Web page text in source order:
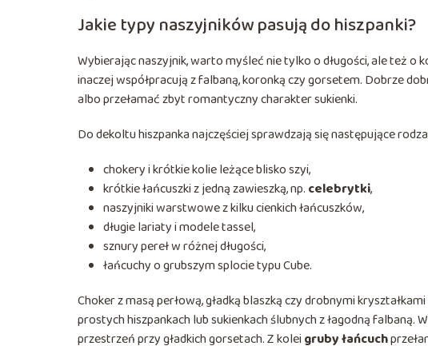
Jakie typy naszyjników pasują do hiszpanki?
Wybierając naszyjnik, warto myśleć nie tylko o długości, ale też o
inaczej współpracują z falbaną, koronką czy gorsetem. Dobrze
albo przełamać zbyt romantyczny charakter sukienki.
Do dekoltu hiszpanka najczęściej sprawdzają się następujące
chokery i krótkie kolie leżące blisko szyi,
krótkie łańcuszki z jedną zawieszką, np. celebrytki,
naszyjniki warstwowe z kilku cienkich łańcuszków,
długie lariaty i modele tassel,
sznury pereł w różnej długości,
łańcuchy o grubszym splocie typu Cube.
Choker z masą perłową, gładką blaszką czy drobnymi
prostych hiszpankach lub sukienkach ślubnych z łagodną
przestrzeń przy gładkich gorsetach. Z kolei gruby łańcuch